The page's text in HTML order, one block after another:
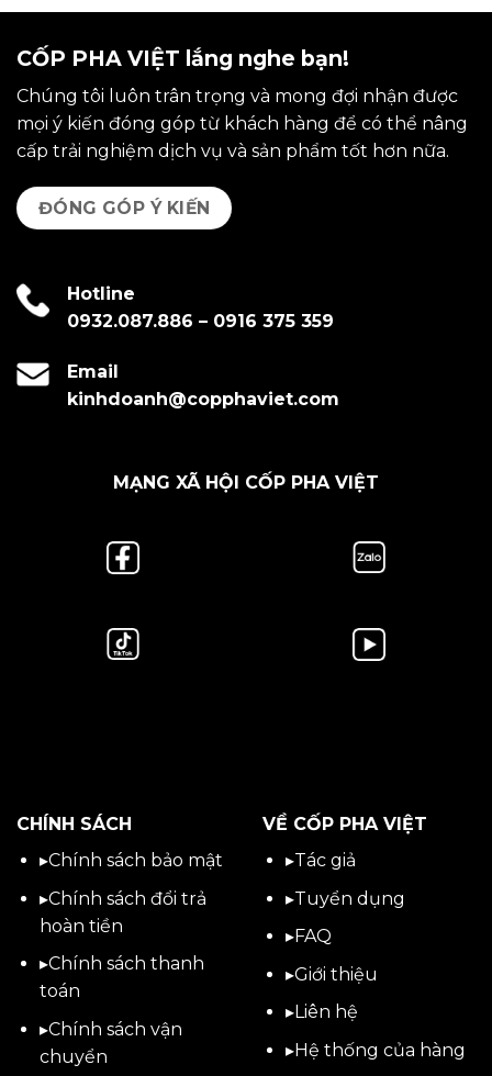
CỐP PHA VIỆT lắng nghe bạn!
Chúng tôi luôn trân trọng và mong đợi nhận được
mọi ý kiến đóng góp từ khách hàng để có thể nâng
cấp trải nghiệm dịch vụ và sản phẩm tốt hơn nữa.
ĐÓNG GÓP Ý KIẾN
Hotline
0932.087.886 – 0916 375 359
Email
kinhdoanh@copphaviet.com
MẠNG XÃ HỘI CỐP PHA VIỆT
CHÍNH SÁCH
▸Chính sách bảo mật
▸Chính sách đổi trả
hoàn tiền
▸Chính sách thanh
toán
▸Chính sách vận
chuyển
VỀ CỐP PHA VIỆT
▸Tác giả
▸Tuyển dụng
▸FAQ
▸Giới thiệu
▸Liên hệ
▸Hệ thống của hàng